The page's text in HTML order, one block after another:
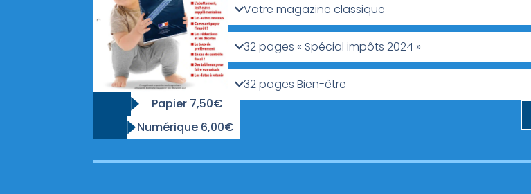
Papier 7,50€
Numérique 6,00€
Votre magazine classique
32 pages « Spécial impôts 2024 »
32 pages Bien-être